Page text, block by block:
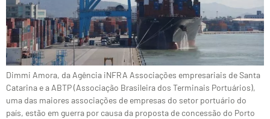
Dimmi Amora, da Agência iNFRA Associações empresariais de Santa
Catarina e a ABTP (Associação Brasileira dos Terminais Portuários),
uma das maiores associações de empresas do setor portuário do
país, estão em guerra por causa da proposta de concessão do Porto